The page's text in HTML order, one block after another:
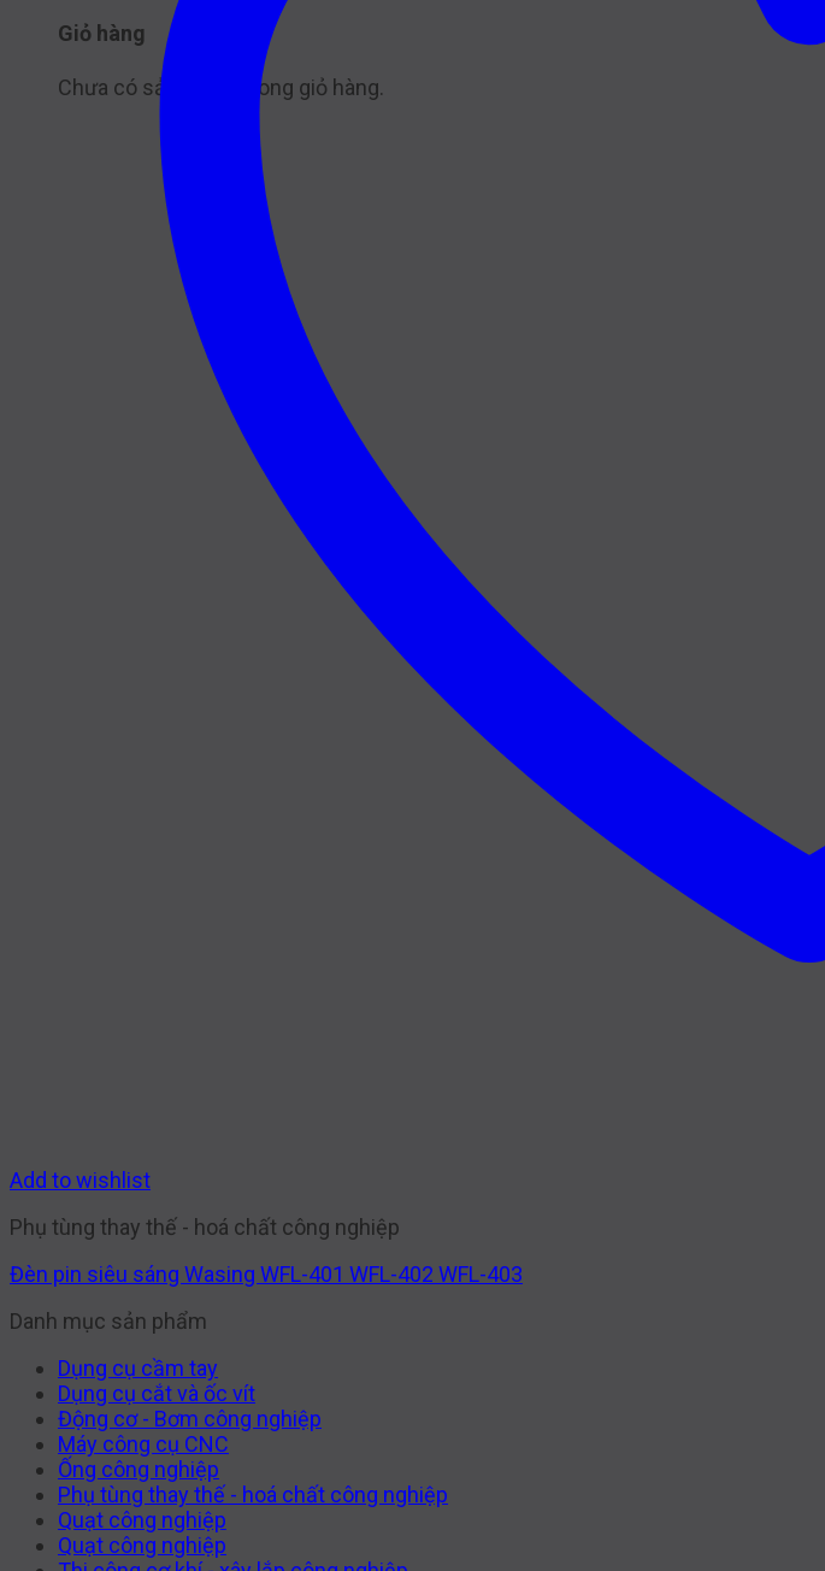
Giỏ hàng
Chưa có sản phẩm trong giỏ hàng.
Add to wishlist
Phụ tùng thay thế - hoá chất công nghiệp
Đèn pin siêu sáng Wasing WFL-401 WFL-402 WFL-403
Danh mục sản phẩm
Dụng cụ cầm tay
Dụng cụ cắt và ốc vít
Động cơ - Bơm công nghiệp
Máy công cụ CNC
Ống công nghiệp
Phụ tùng thay thế - hoá chất công nghiệp
Quạt công nghiệp
Quạt công nghiệp